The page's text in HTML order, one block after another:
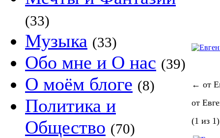
(33)
Музыка (33)
Обо мне и О нас (39)
О моём блоге (8)
Политика и
Общество (70)
← от
от
(1 из 1)